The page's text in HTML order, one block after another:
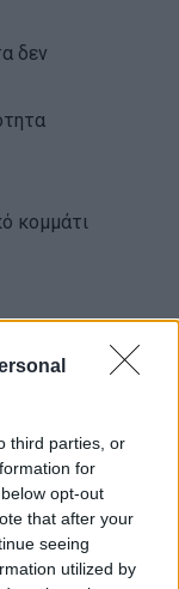
third parties, or
for
opt-out
that after your
seeing
utilized by
δεν
κομμάτι
και
— τον